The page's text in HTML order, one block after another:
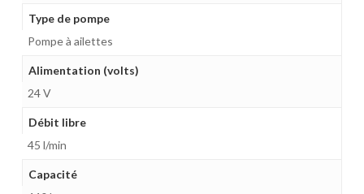
Type de pompe
Pompe à ailettes
Alimentation (volts)
24 V
Débit libre
45 l/min
Capacité